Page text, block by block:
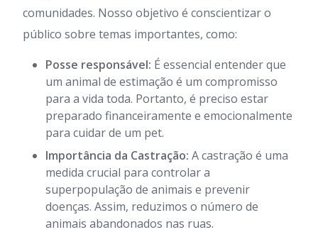
comunidades. Nosso objetivo é conscientizar o
público sobre temas importantes, como:
Posse responsável: É essencial entender que
um animal de estimação é um compromisso
para a vida toda. Portanto, é preciso estar
preparado financeiramente e emocionalmente
para cuidar de um pet.
Importância da Castração: A castração é uma
medida crucial para controlar a
superpopulação de animais e prevenir
doenças. Assim, reduzimos o número de
animais abandonados nas ruas.